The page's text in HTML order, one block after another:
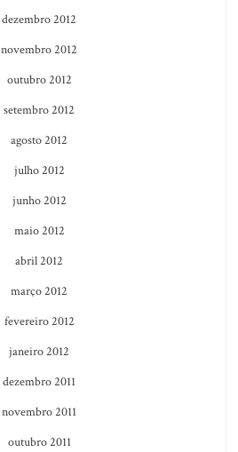
dezembro 2012
novembro 2012
outubro 2012
setembro 2012
agosto 2012
julho 2012
junho 2012
maio 2012
abril 2012
março 2012
fevereiro 2012
janeiro 2012
dezembro 2011
novembro 2011
outubro 2011